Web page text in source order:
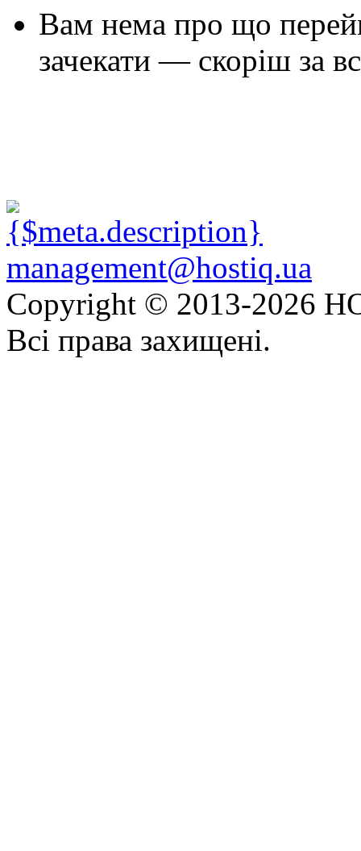
Вам нема про що
зачекати — скоріш за
management@hostiq.ua
Copyright © 2013-2026
Всі права захищені.